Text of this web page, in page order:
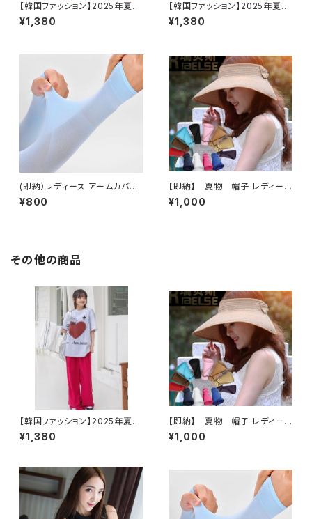
【韓国ファッション】2025年夏
ハートTシャツ 半袖/Tシャツ/
トップス/カットソー/レディース
¥1,380
【韓国ファッション】2025年夏
キャンディ ストライプ タンクトッ
プ ノースリーブ/しましま/トッ
¥1,380
(即納）レディース アームカバー
UV対策 陽射し予防 伸縮性あり
シンプル フリーサイズ ブルー
¥800
【即納】 夏物 帽子 レディース
麦わら サンバイザー 折りたた
み 日除け帽 つば広 リボン新品
¥1,000
その他の商品
【韓国ファッション】2025年夏
ハートTシャツ 半袖/Tシャツ/
トップス/カットソー/レディース
¥1,380
【即納】 夏物 帽子 レディース
麦わら サンバイザー 折りたた
み 日除け帽 つば広 リボン新品
¥1,000